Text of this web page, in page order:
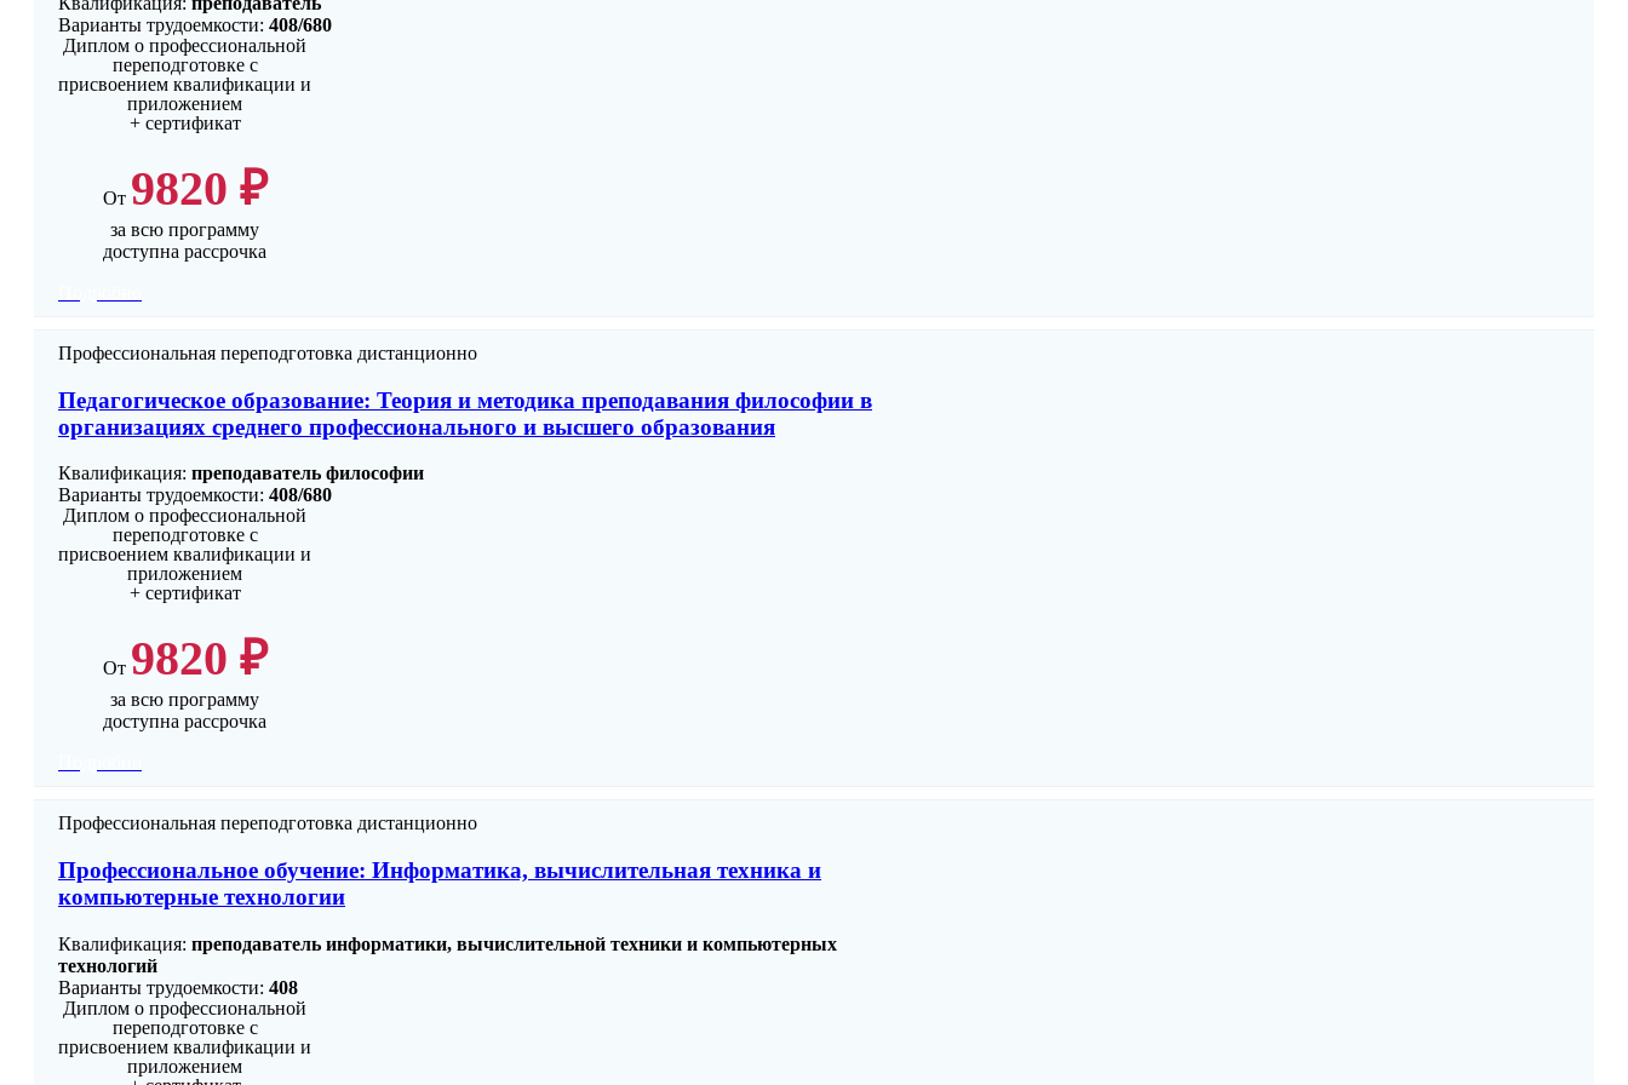
Варианты трудоемкости: 408/680
Диплом о профессиональной
переподготовке с
присвоением квалификации и
приложением
+ сертификат
От 9820 ₽
за всю программу
доступна рассрочка
Профессиональная переподготовка дистанционно
Педагогическое образование: Теория и методика преподавания философии в
организациях среднего профессионального и высшего образования
Квалификация: преподаватель философии
Варианты трудоемкости: 408/680
Диплом о профессиональной
переподготовке с
присвоением квалификации и
приложением
+ сертификат
От 9820 ₽
за всю программу
доступна рассрочка
Профессиональная переподготовка дистанционно
Профессиональное обучение: Информатика, вычислительная техника и
компьютерные технологии
Квалификация: преподаватель информатики, вычислительной техники и компьютерных
технологий
Варианты трудоемкости: 408
Диплом о профессиональной
переподготовке с
присвоением квалификации и
приложением